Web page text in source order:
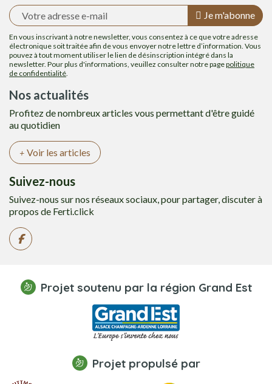
Je m'abonne
En vous inscrivant à notre newsletter, vous consentez à ce que votre adresse
électronique soit traitée afin de vous envoyer notre lettre d’information. Vous
pouvez à tout moment utiliser le lien de désinscription intégré dans la
newsletter. Pour plus d'informations, veuillez consulter notre pagepolitique
de confidentialité
Nos actualités
Profitez de nombreux articles vous permettant d'être guidé
au quotidien
Voir les articles
Suivez-nous
Suivez-nous sur nos réseaux sociaux, pour partager, discuter à
propos de Ferti.click
Projet soutenu par la région Grand Est
Projet propulsé par